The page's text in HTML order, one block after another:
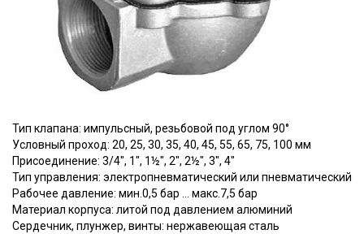
Тип клапана: импульсный, резьбовой под углом 90°
Условный проход: 20, 25, 30, 35, 40, 45, 55, 65, 75, 100 мм
Присоединение: 3/4", 1", 1½", 2", 2½", 3", 4"
Тип управления: электропневматический или пневматический
Рабочее давление: мин.0,5 бар ... макс.7,5 бар
Материал корпуса: литой под давлением алюминий
Сердечник, плунжер, винты: нержавеющая сталь